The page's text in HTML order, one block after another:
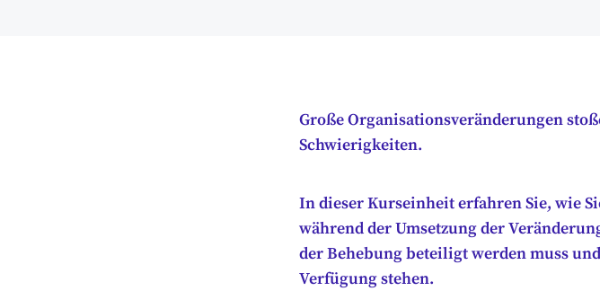
Große Organisationsveränderungen
Schwierigkeiten.
In dieser Kurseinheit erfahren Sie, wie
während der Umsetzung der
der Behebung beteiligt werden muss
Verfügung stehen.